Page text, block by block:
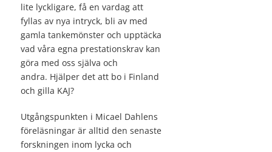
lite lyckligare, få en vardag att
fyllas av nya intryck, bli av med
gamla tankemönster och upptäcka
vad våra egna prestationskrav kan
göra med oss själva och
andra. Hjälper det att bo i Finland
och gilla KAJ?
Utgångspunkten i Micael Dahlens
föreläsningar är alltid den senaste
forskningen inom lycka och